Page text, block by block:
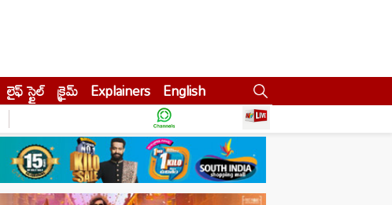
లైఫ్ స్టైల్ క్రైమ్ Explainers English